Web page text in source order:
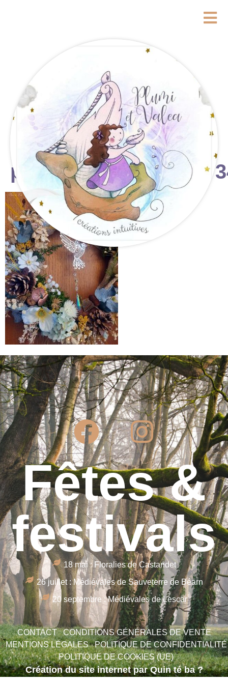
Fêtes &
festivals
18 mai : Floralies de Castandet
26 juillet : Médiévales de Sauveterre de Béarn
20 septembre : Médiévales de Lescar
CONTACT
CONDITIONS GÉNÉRALES DE VENTE
MENTIONS LÉGALES
POLITIQUE DE CONFIDENTIALITÉ
POLITIQUE DE COOKIES (UE)
Création du site internet par Quin té ba ?